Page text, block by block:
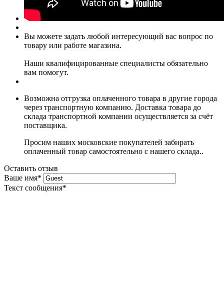
Вы можете задать любой интересующий вас вопрос по
товару или работе магазина.
Наши квалифицированные специалисты обязательно
вам помогут.
Возможна отгрузка оплаченного товара в другие города
через транспортную компанию. Доставка товара до
склада транспортной компании осуществляется за счёт
поставщика.
Просим наших московские покупателей забирать
оплаченный товар самостоятельно с нашего склада..
Оставить отзыв
Ваше имя*
Текст сообщения*